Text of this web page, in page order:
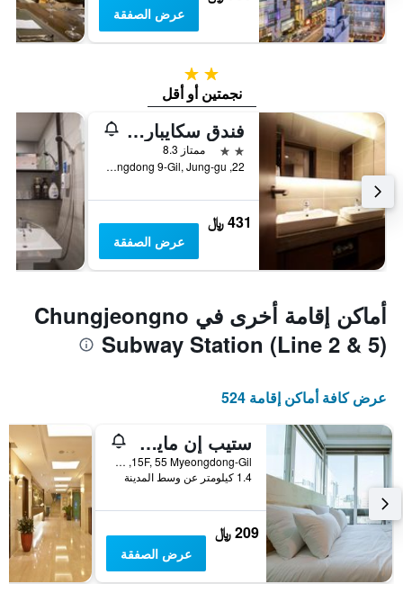
عرض الصفقة
2 نجمتين
نجمتين أو أقل
فندق سكايبارك ميونغدونغ 2
2 نجمتين
ممتاز 8.3
22, Myeongdong 9-Gil, Jung-gu, سيول, كوريا الجنوبية
431 ﷼
عرض الصفقة
أماكن إقامة أخرى في Chungjeongno
Subway Station (Line 2 & 5)
عرض كافة أماكن إقامة 524
ستيب إن مايونغ دونغ 1
15F, 55 Myeongdong-Gil, سيول, كوريا الجنوبية
1.4 كيلومتر عن وسط المدينة
209 ﷼
عرض الصفقة